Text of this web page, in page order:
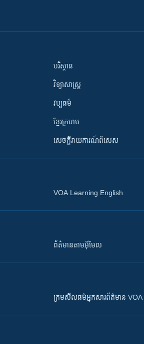
បរិស្ថាន
វិទ្យាសាស្រ្ត
វប្បធម៌
ខ្មែរក្រហម
សេចក្តីរាយការណ៍ពិសេស
VOA Learning English
ព័ត៌មាន​តាម​អ៊ីមែល
ក្រម​​​សីលធម៌​​​អ្នក​​​សារព័ត៌មាន VOA